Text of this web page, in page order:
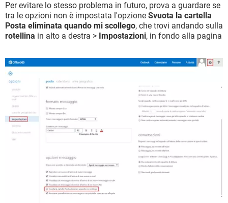
Per evitare lo stesso problema in futuro, prova a guardare se
tra le opzioni non è impostata l'opzione Svuota la cartella
Posta eliminata quando mi scollego, che trovi andando sulla
rotellina in alto a destra > Impostazioni, in fondo alla pagina